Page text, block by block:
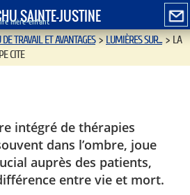
SAINTE-JUSTINE
mère-enfant
TRAVAIL ET AVANTAGES>LUMIÈRES SUR...>LA
CITE
intégré de thérapies
dans l’ombre, joue
auprès des patients,
entre vie et mort.